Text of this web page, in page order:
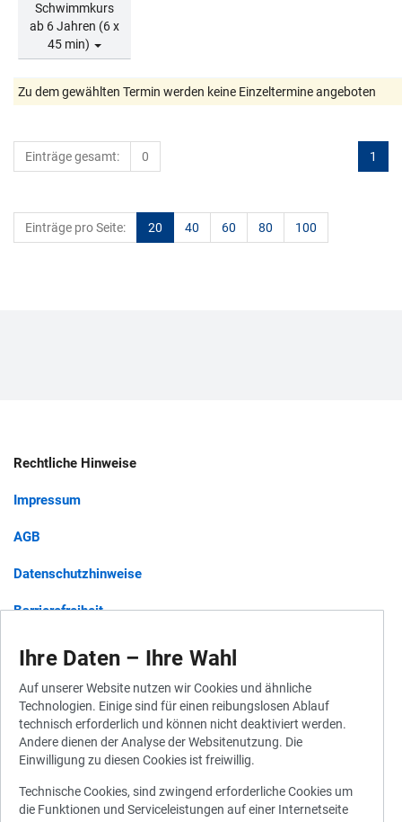
Schwimmkurs
ab 6 Jahren (6 x
45 min)
Zu dem gewählten Termin werden keine Einzeltermine angeboten
1
Einträge gesamt: 0
Einträge pro Seite: 20 40 60 80 100
Rechtliche Hinweise
Impressum
AGB
Datenschutzhinweise
Barrierefreiheit
Widerrufsbelehrung
Vertrag widerrufen
Ihre Daten – Ihre Wahl
Auf unserer Website nutzen wir Cookies und ähnliche
Technologien. Einige sind für einen reibungslosen Ablauf
technisch erforderlich und können nicht deaktiviert werden.
Andere dienen der Analyse der Websitenutzung. Die
Einwilligung zu diesen Cookies ist freiwillig.
Technische Cookies, sind zwingend erforderliche Cookies um
die Funktionen und Serviceleistungen auf einer Internetseite